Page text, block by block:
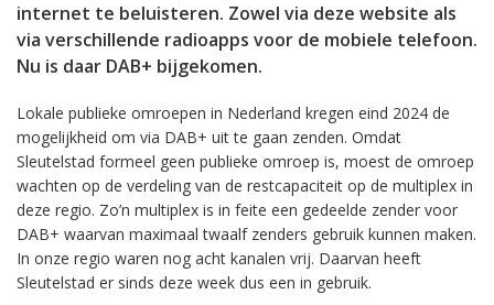
internet te beluisteren. Zowel via deze website als
via verschillende radioapps voor de mobiele telefoon.
Nu is daar DAB+ bijgekomen.
Lokale publieke omroepen in Nederland kregen eind 2024 de
mogelijkheid om via DAB+ uit te gaan zenden. Omdat
Sleutelstad formeel geen publieke omroep is, moest de omroep
wachten op de verdeling van de restcapaciteit op de multiplex in
deze regio. Zo’n multiplex is in feite een gedeelde zender voor
DAB+ waarvan maximaal twaalf zenders gebruik kunnen maken.
In onze regio waren nog acht kanalen vrij. Daarvan heeft
Sleutelstad er sinds deze week dus een in gebruik.